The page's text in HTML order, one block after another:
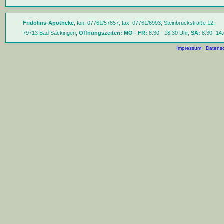
Fridolins-Apotheke, fon: 07761/57657, fax: 07761/6993, Steinbrückstraße 12,
79713 Bad Säckingen, Öffnungszeiten: MO - FR: 8:30 - 18:30 Uhr, SA: 8:30 -
Impressum·